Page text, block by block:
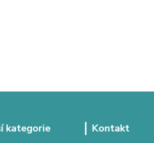
kategorie Kontakt